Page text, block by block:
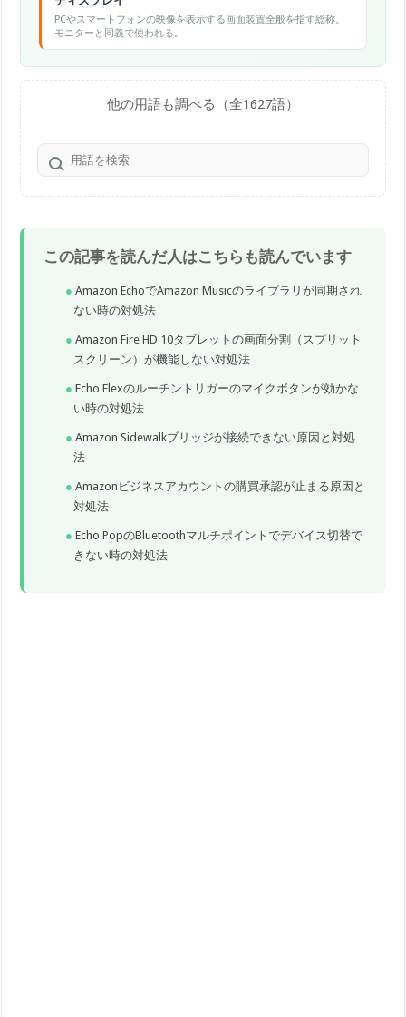
PCやスマートフォンの映像を表示する画面装置全般を指す総称。
モニターと同義で使われる。
他の用語も調べる（全1627語）
この記事を読んだ人はこちらも読んでいます
Amazon EchoでAmazon Musicのライブラリが同期され
ない時の対処法
Amazon Fire HD 10タブレットの画面分割（スプリット
スクリーン）が機能しない対処法
Echo Flexのルーチントリガーのマイクボタンが効かな
い時の対処法
Amazon Sidewalkブリッジが接続できない原因と対処
法
Amazonビジネスアカウントの購買承認が止まる原因と
対処法
Echo PopのBluetoothマルチポイントでデバイス切替で
きない時の対処法